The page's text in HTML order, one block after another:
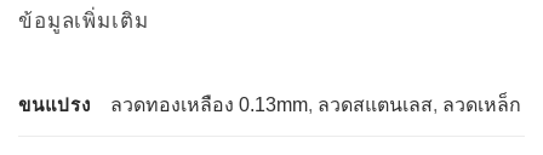
ข้อมูลเพิ่มเติม
ขนแปรง ลวดทองเหลือง 0.13mm, ลวดสแตนเลส, ลวดเหล็ก